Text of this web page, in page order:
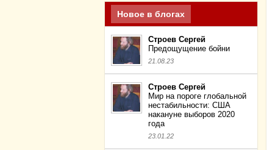
Новое в блогах
Строев Сергей
Предощущение бойни
21.08.23
Строев Сергей
Мир на пороге глобальной
нестабильности: США
накануне выборов 2020
года
23.01.22